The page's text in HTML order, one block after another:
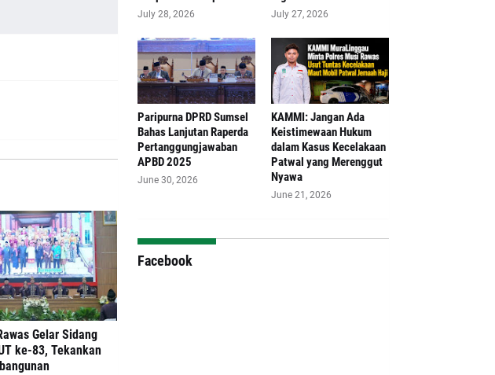
Gelar Sidang
ke-83, Tekankan
July 28, 2026 July 27, 2026
Paripurna DPRD Sumsel
Bahas Lanjutan Raperda
Pertanggungjawaban
APBD 2025
June 30, 2026
‎KAMMI: Jangan Ada
Keistimewaan Hukum
dalam Kasus Kecelakaan
Patwal yang Merenggut
Nyawa
June 21, 2026
Facebook